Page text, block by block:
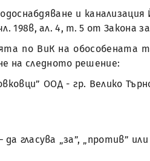
и канализация
198в, ал. 4, т. 5 от Закона
по ВиК на обособената
на следното решение:
ООД - гр. Велико
гласува „за”, „против”